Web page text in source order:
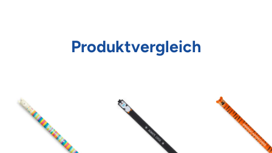
Produktvergleich